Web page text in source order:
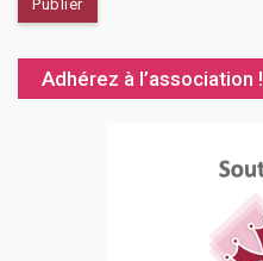
Adhérez à l’association !